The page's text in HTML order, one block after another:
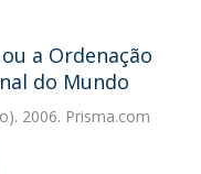
a Ordenação
do Mundo
2006. Prisma.com